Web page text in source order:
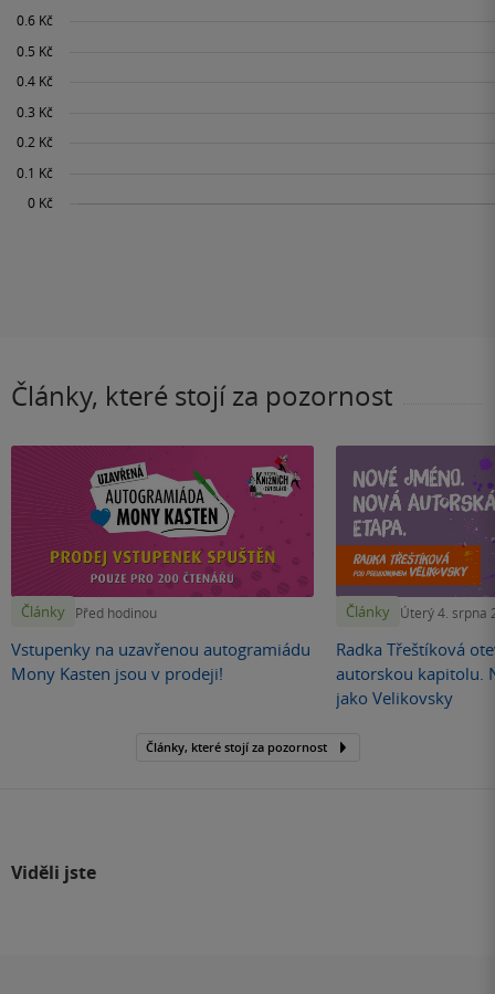
Články, které stojí za pozornost
Články Před hodinou
Vstupenky na uzavřenou autogramiádu
Mony Kasten jsou v prodeji!
Články Úterý 4. srpna
Radka Třeštíková
autorskou kapitolu.
jako Velikovsky
Články, které stojí za pozornost
Viděli jste